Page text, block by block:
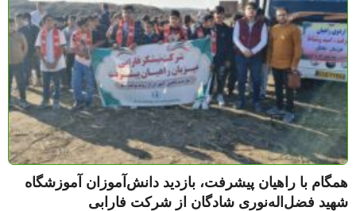
همگام با راهیان پیشرفت، بازدید دانش‌آموزان آموزشگاه
شهید فضل‌اله‌نوری شادگان از شرکت فارابی